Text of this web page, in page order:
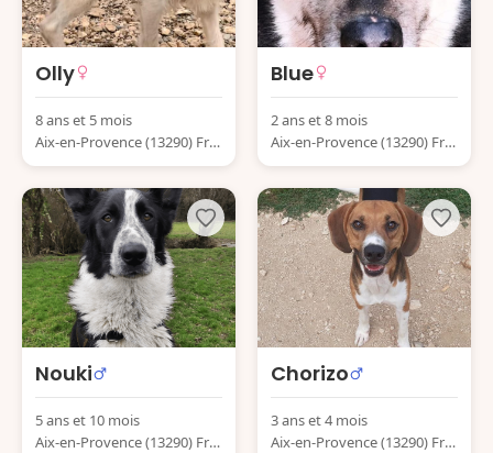
Olly
8 ans et 5 mois
Aix-en-Provence (13290) Fra
nce
Blue
2 ans et 8 mois
Aix-en-Provence (13290) Fra
nce
Nouki
5 ans et 10 mois
Aix-en-Provence (13290) Fra
Chorizo
3 ans et 4 mois
Aix-en-Provence (13290) Fra